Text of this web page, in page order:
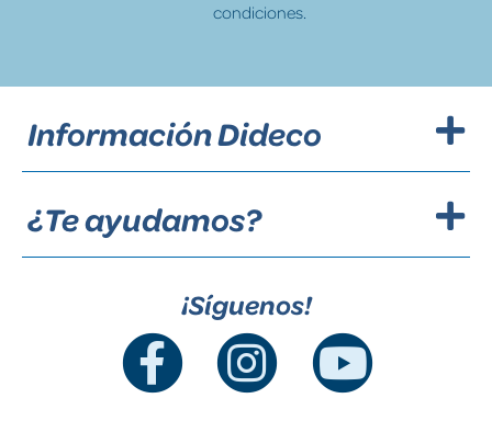
condiciones.
Información Dideco
¿Te ayudamos?
¡Síguenos!